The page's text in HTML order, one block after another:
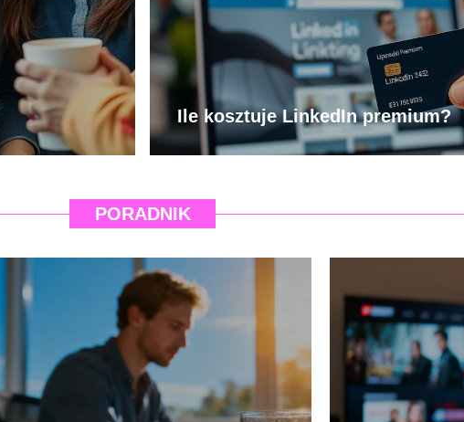
Ile kosztuje LinkedIn premium?
PORADNIK